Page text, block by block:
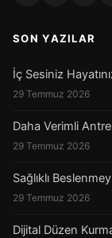
SON YAZILAR
İç Sesiniz
29 Temmuz 2026
Daha Verimli
29 Temmuz 2026
Sağlıklı
29 Temmuz 2026
Dijital Düzen